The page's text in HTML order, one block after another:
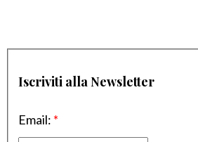
Iscriviti alla Newsletter
Email: *